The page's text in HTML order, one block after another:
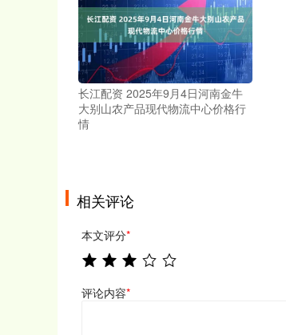
长江配资 2025年9月4日河南金牛
大别山农产品现代物流中心价格行
情
相关评论
本文评分*
评论内容*